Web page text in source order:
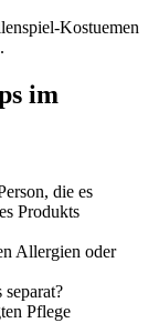
Kostuemen
im
die es
Produkts
Allergien oder
Pflege